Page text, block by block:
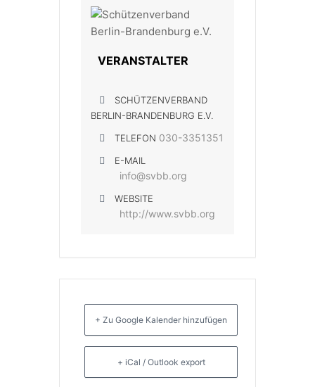
VERANSTALTER
SCHÜTZENVERBAND
BERLIN-BRANDENBURG E.V.
TELEFON 030-3351351
E-MAIL
info@svbb.org
WEBSITE
http://www.svbb.org
+ Zu Google Kalender hinzufügen
+ iCal / Outlook export